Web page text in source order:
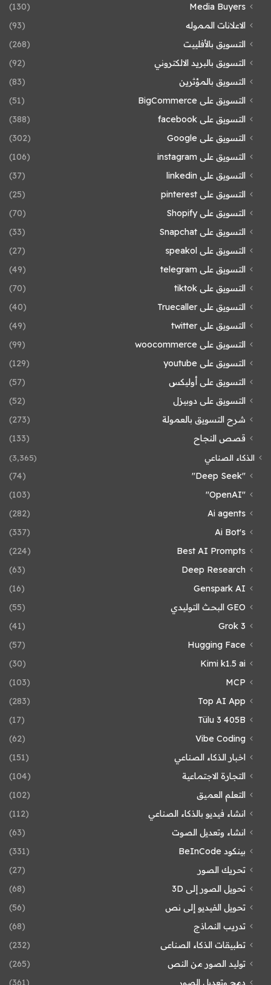
Media Buyers
(130)
الاعلانات المموله
(93)
التسويق بالأفلييت
(268)
التسويق بالبريد الالكتروني
(92)
التسويق بالمؤثرين
(83)
التسويق على BigCommerce
(51)
التسويق على facebook
(388)
التسويق على Google
(302)
التسويق على instagram
(106)
التسويق على linkedin
(37)
التسويق على pinterest
(25)
التسويق على Shopify
(70)
التسويق على Snapchat
(33)
التسويق على speakol
(27)
التسويق على telegram
(49)
التسويق على tiktok
(70)
التسويق على Truecaller
(40)
التسويق على twitter
(49)
التسويق على woocommerce
(99)
التسويق على youtube
(129)
التسويق على أوليكس
(57)
التسويق على دوبيزل
(52)
شرح التسويق بالعمولة
(273)
قصص النجاح
(133)
الذكاء الصناعي (3٬365)
"Deep Seek"
(74)
"OpenAI"
(103)
Ai agents
(282)
Ai Bot's
(337)
Best AI Prompts
(224)
Deep Research
(63)
Genspark AI
(16)
GEO البحث التوليدي
(55)
Grok 3
(41)
Hugging Face
(57)
Kimi k1.5 ai
(30)
MCP
(103)
Top AI App
(283)
Tülu 3 405B
(17)
Vibe Coding
(62)
اخبار الذكاء الصناعي
(151)
التجارة الاجتماعية
(104)
التعلم العميق
(102)
انشاء فيديو بالذكاء الصناعي
(112)
انشاء وتعديل الصوت
(63)
بينكود BeInCode
(331)
تحريك الصور
(27)
تحويل الصور إلى 3D
(68)
تحويل الفيديو إلى نص
(56)
تدريب النماذج
(68)
تطبيقات الذكاء الصناعى
(232)
توليد الصور من النص
(265)
دمج وتعديل الصور
(361)